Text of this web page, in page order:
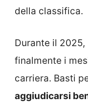
della classifica.
Durante il
finalmente i
carriera. Basti
aggiudicarsi